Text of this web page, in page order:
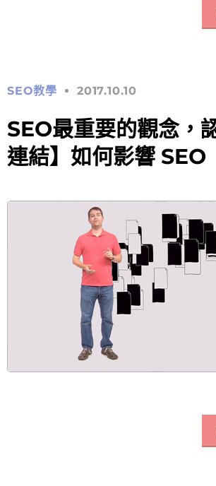
SEO教學 2017.10.10
SEO最重要的觀念，
連結】如何影響 SEO